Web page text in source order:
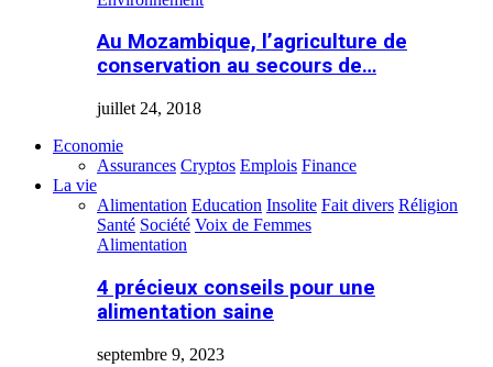
Au Mozambique, l’agriculture de
conservation au secours de…
juillet 24, 2018
Economie
Assurances Cryptos Emplois Finance
La vie
Alimentation Education Insolite Fait divers Réligion
Santé Société Voix de Femmes
Alimentation
4 précieux conseils pour une
alimentation saine
septembre 9, 2023